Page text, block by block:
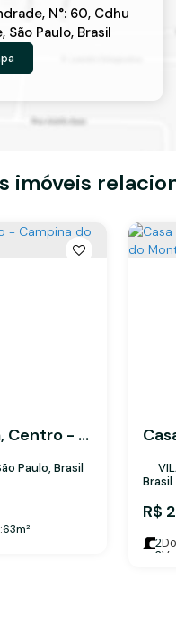
, N°:60, Cdhu
, São Paulo, Brasil
imóveis
Casa com 3 quartos à Venda, Centro - Campina do Monte Alegre
Paulo, Brasil
63m²
R$
Brasil
2
2